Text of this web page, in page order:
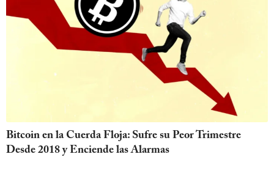
Bitcoin en la Cuerda Floja: Sufre su Peor Trimestre
Desde 2018 y Enciende las Alarmas